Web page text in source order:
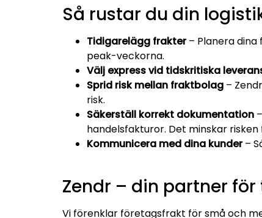
Så rustar du din
Tidigarelägg frakter– Planera
peak-veckorna.
Välj express vid tidskritiska
Sprid risk mellan fraktbolag –
risk.
Säkerställ korrekt dokumentation
handelsfakturor. Det minskar
Kommunicera med dina kunder–
Zendr – din partner
Vi förenklar företagsfrakt för små och